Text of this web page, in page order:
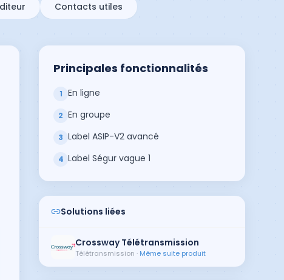
Contacts utiles
Principales fonctionnalités
1 En ligne
2 En groupe
3 Label ASIP-V2 avancé
4 Label Ségur vague 1
Solutions liées
Crossway Télétransmission
Télétransmission · Même suite produit